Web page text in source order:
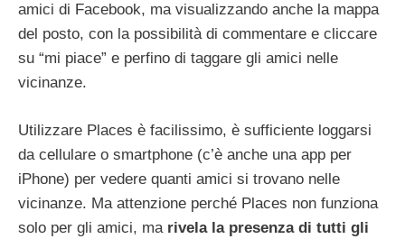
amici di Facebook, ma visualizzando anche la mappa
del posto, con la possibilità di commentare e cliccare
su “mi piace” e perfino di taggare gli amici nelle
vicinanze.
Utilizzare Places è facilissimo, è sufficiente loggarsi
da cellulare o smartphone (c’è anche una app per
iPhone) per vedere quanti amici si trovano nelle
vicinanze. Ma attenzione perché Places non funziona
solo per gli amici, ma rivela la presenza di tutti gli